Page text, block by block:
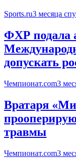
Sports.ru3 месяца
ФХР подала
допускать
Чемпионат.com3
Вратаря
травмы
Чемпионат.com3